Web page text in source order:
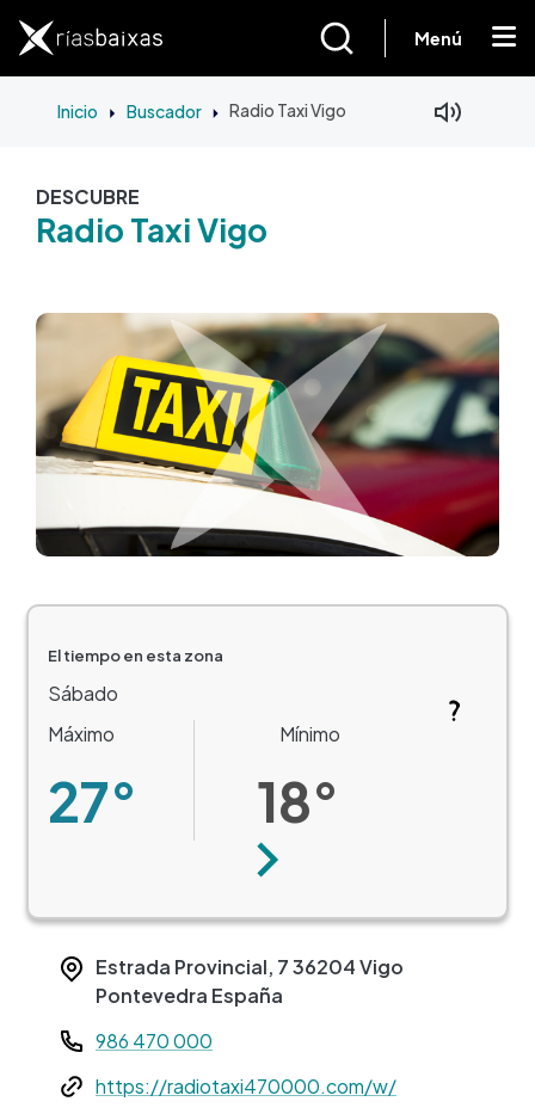
Menú
Inicio Buscador Radio Taxi Vigo
DESCUBRE
Radio Taxi Vigo
Imagen
El tiempo en esta zona
Sábado
Máximo
27°
Mínimo
18°
Siguiente
Estrada Provincial, 736204Vigo
Pontevedra España
Teléfono
986 470 000
Webhttps://radiotaxi470000.com/w/